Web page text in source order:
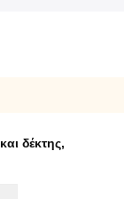
δέκτης,